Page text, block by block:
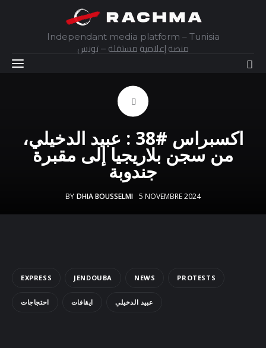
Independant media platform – Tunisia
منصة إعلامية مستقلة – تونس
Explainer
Articles
Docs
Sounds
اكسبراس #38 : عبيد الدخيلي،
من سجن بلاريجيا إلى مقبرة
جندوبة
BY DHIA BOUSSELMI 5 NOVEMBRE 2024
EXPRESS JENDOUBA NEWS PROTESTS
احتجاجات ايقافات عبيد الدخيلي